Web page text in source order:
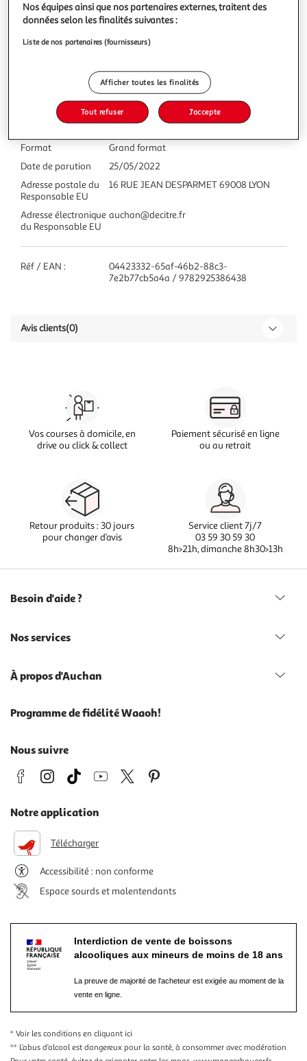
Format
Grand format
Date de parution
25/05/2022
Adresse postale du
Responsable EU
16 RUE JEAN DESPARMET 69008 LYON
Adresse électronique
du Responsable EU
auchan@decitre.fr
Réf / EAN :
04423332-65af-46b2-88c3-
7e2b77cb5a4a / 9782925386438
Avis clients(0)
Vos courses à domicile, en
drive ou click & collect
Paiement sécurisé en ligne
ou au retrait
Retour produits : 30 jours
pour changer d’avis
Service client 7j/7
03 59 30 59 30
8h>21h, dimanche 8h30>13h
Besoin d'aide ?
Nos services
À propos d'Auchan
Programme de fidélité Waaoh!
Nous suivre
Notre application
Télécharger
Accessibilité : non conforme
Espace sourds et malentendants
Interdiction de vente de boissons
alcooliques aux mineurs de moins de 18 ans
La preuve de majorité de l'acheteur est exigée au moment de la
vente en ligne.
* Voir les conditions en cliquant ici
** L’abus d’alcool est dangereux pour la santé, à consommer avec modération
Nos équipes ainsi que nos partenaires externes, traitent des
données selon les finalités suivantes :
Liste de nos partenaires (fournisseurs)
Afficher toutes les finalités
Tout refuser J'accepte